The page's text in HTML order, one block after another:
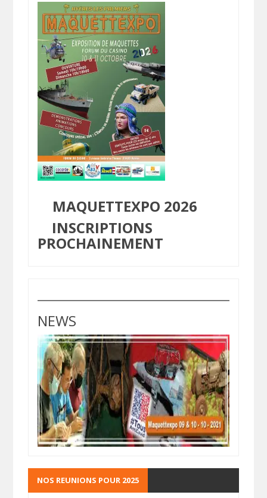
MAQUETTEXPO 2026
INSCRIPTIONS
PROCHAINEMENT
NEWS
NOS REUNIONS POUR 2025